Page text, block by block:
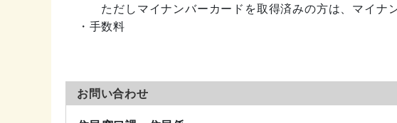
ただしマイナンバーカードを取得済みの方は、マイナン
・手数料
お問い合わせ